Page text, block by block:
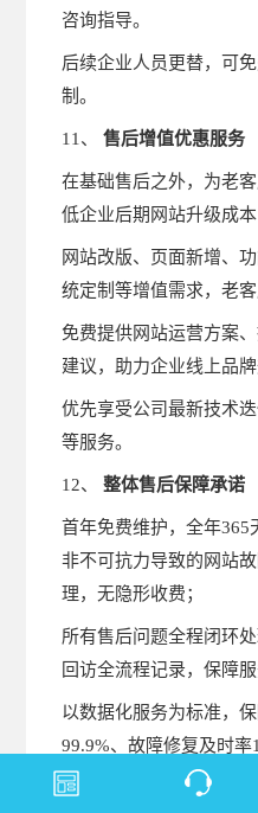
咨询指导。
后续企业人员更替，可
制。
11、售后增值优惠服务
在基础售后之外，为老
低企业后期网站升级成本
网站改版、页面新增、
统定制等增值需求，老
免费提供网站运营方案
建议，助力企业线上品牌
优先享受公司最新技术
等服务。
12、整体售后保障承诺
首年免费维护，全年365
非不可抗力导致的网站
理，无隐形收费；
所有售后问题全程闭环
回访全流程记录，保障服
以数据化服务为标准，
99.9%、故障修复及时率
全方位护航企业线上品